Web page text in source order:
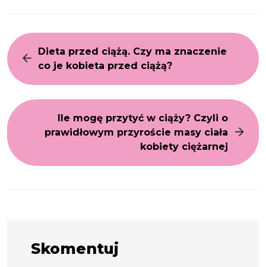
Dieta przed ciążą. Czy ma znaczenie
co je kobieta przed ciążą?
Ile mogę przytyć w ciąży? Czyli o
prawidłowym przyroście masy ciała
kobiety ciężarnej
Skomentuj